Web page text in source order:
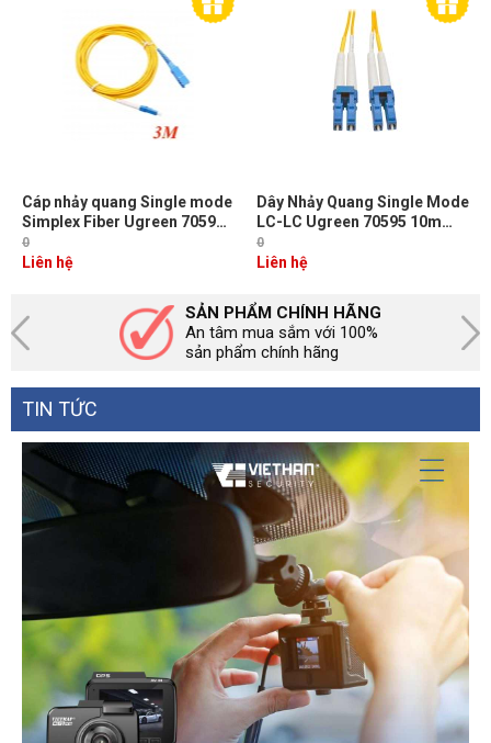
Cáp nhảy quang Single mode
Simplex Fiber Ugreen 70596
Dài 3M đầu LC-SC Màu Vàng
NW217
0
Liên hệ
Dây Nhảy Quang Single Mode
LC-LC Ugreen 70595 10m
Chuẩn UPC, Bước Sóng
1310/1550nm
0
Liên hệ
SẢN PHẨM CHÍNH HÃNG
An tâm mua sắm với 100%
sản phẩm chính hãng
TIN TỨC